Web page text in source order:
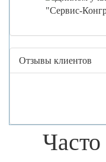
Отзывы клиентов